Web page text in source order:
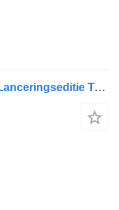
Farizon SV L2H2 83 kWh / 232 PK Lanceringseditie Trekhaak Achterdeuren 2